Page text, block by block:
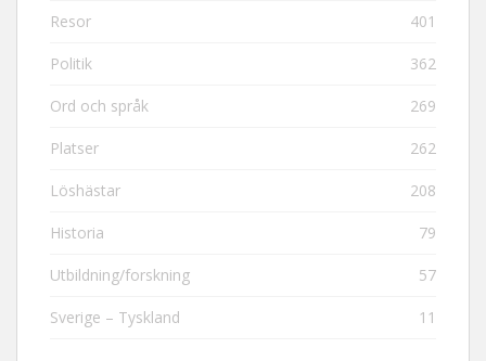
Resor 401
Politik 362
Ord och språk 269
Platser 262
Löshästar 208
Historia 79
Utbildning/forskning 57
Sverige – Tyskland 11